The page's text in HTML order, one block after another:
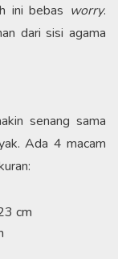
ini bebas worry.
dari sisi agama
senang sama
Ada 4 macam
cm